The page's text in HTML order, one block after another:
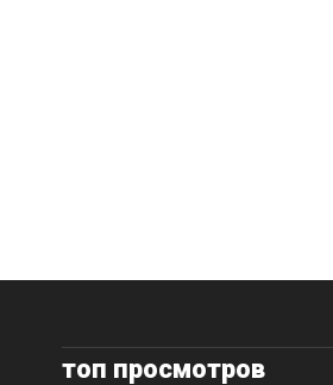
топ просмотров